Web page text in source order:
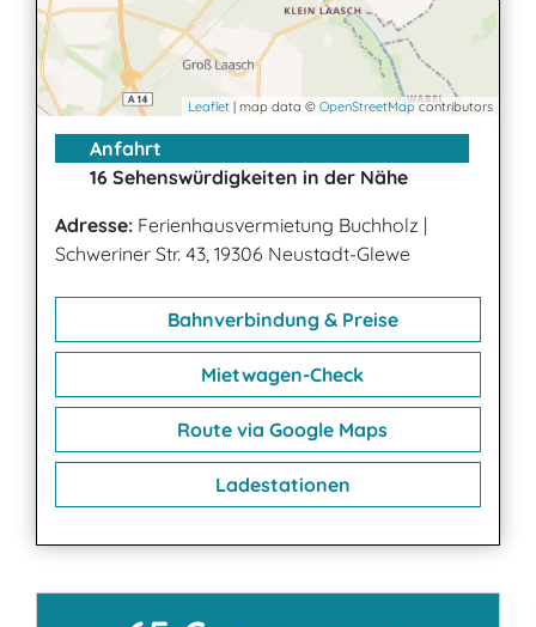
Leaflet | map data © OpenStreetMapcontributors
Anfahrt
16 Sehenswürdigkeiten in der Nähe
Adresse: Ferienhausvermietung Buchholz |
Schweriner Str. 43, 19306 Neustadt-Glewe
Bahnverbindung & Preise
Mietwagen-Check
Route via Google Maps
Ladestationen